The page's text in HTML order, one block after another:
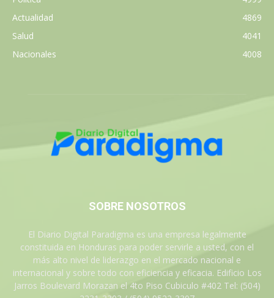
Actualidad
4869
Salud
4041
Nacionales
4008
SOBRE NOSOTROS
El Diario Digital Paradigma es una empresa legalmente
constituida en Honduras para poder servirle a usted, con el
más alto nivel de liderazgo en el mercado nacional e
internacional y sobre todo con eficiencia y eficacia. Edificio Los
Jarros Boulevard Morazan el 4to Piso Cubiculo #402 Tel: (504)